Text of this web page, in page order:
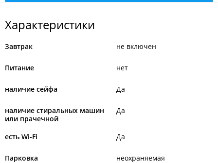
Характеристики
Завтрак не включен
Питание нет
наличие сейфа Да
наличие стиральных машин
или прачечной
Да
есть Wi-Fi Да
Парковка неохраняемая